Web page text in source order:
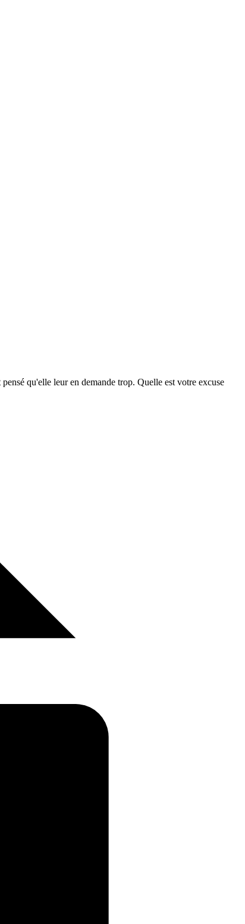
qu'elle leur en demande trop. Quelle est votre excuse